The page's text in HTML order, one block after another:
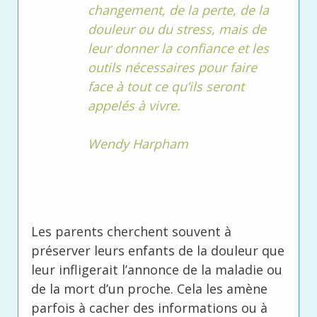
changement, de la perte, de la
douleur ou du stress, mais de
leur donner la confiance et les
outils nécessaires pour faire
face à tout ce qu’ils seront
appelés à vivre.
Wendy Harpham
Les parents cherchent souvent à
préserver leurs enfants de la douleur que
leur infligerait l’annonce de la maladie ou
de la mort d’un proche. Cela les amène
parfois à cacher des informations ou à